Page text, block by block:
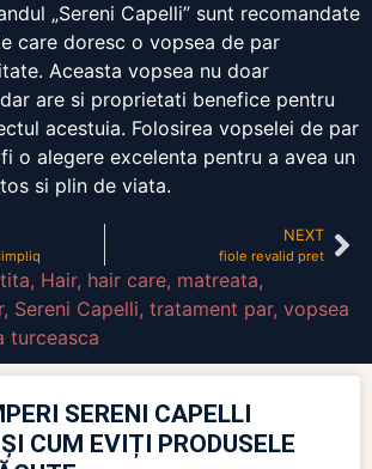
„Sereni Capelli” sunt recomandate
care doresc o vopsea de par
Aceasta vopsea nu doar
are si proprietati benefice pentru
acestuia. Folosirea vopselei de par
o alegere excelenta pentru a avea un
si plin de viata.
NEXT
fiole revalid pret
, Hair, hair care, matreata,
, Sereni Capelli, tratament par, vopsea
turceasca
SERENI CAPELLI
CUM EVIȚI PRODUSELE